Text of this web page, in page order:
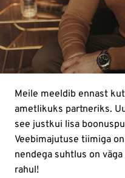
Meile meeldib ennast
ametlikuks partneriks.
see justkui lisa
Veebimajutuse tiimiga
nendega suhtlus on
rahul!